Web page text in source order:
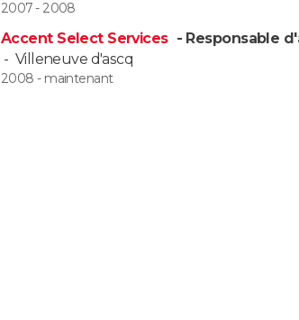
2007 - 2008
Accent Select Services - Responsable
- Villeneuve d'ascq
2008 - maintenant